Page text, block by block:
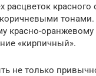
расцветок красного
красно-оранжевому
«кирпичный».
не только